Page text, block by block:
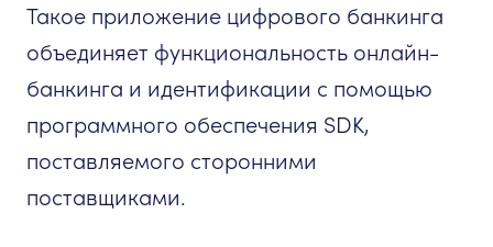
Такое приложение цифрового банкинга
объединяет функциональность онлайн-
банкинга и идентификации с помощью
программного обеспечения SDK,
поставляемого сторонними
поставщиками.